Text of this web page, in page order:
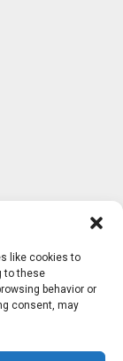
like cookies to
to these
behavior or
consent, may